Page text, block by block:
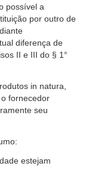
possível a
por outro de
diferença de
II e III do § 1°
in natura,
fornecedor
seu
estejam